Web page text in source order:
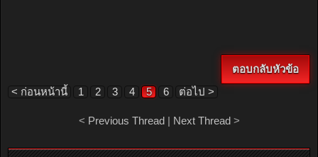
ตอบกลับหัวข้อ
< ก่อนหน้านี้
1 2 3 4 5 6 ต่อไป >
< Previous Thread| Next Thread>